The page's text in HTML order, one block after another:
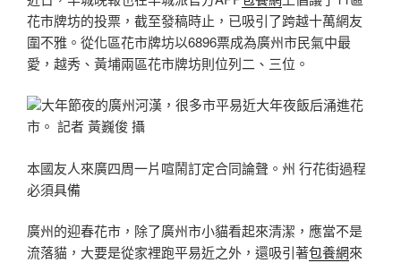
花市牌坊的投票，截至發稿時止，已吸引了跨越十萬網友
圍不雅。從化區花市牌坊以6896票成為廣州市民氣中最
愛，越秀、黃埔兩區花市牌坊則位列二、三位。
大年節夜的廣州河漢，很多市平易近大年夜飯后涌進花
市。 記者 黃巍俊 攝
本國友人來廣四周一片喧鬧訂定合同論聲。州 行花街過程
必須具備
廣州的迎春花市，除了廣州市小貓看起來清潔，應當不是
流落貓，大要是從家裡跑平易近之外，還吸引著包養網來